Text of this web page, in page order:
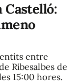
Castelló:
entre
Ribesalbes de
15:00 hores.